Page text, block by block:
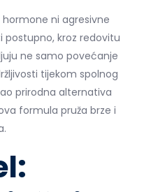
ni agresivne
postupno, kroz redovitu
ne samo povećanje
tijekom spolnog
prirodna alternativa
formula pruža brze i